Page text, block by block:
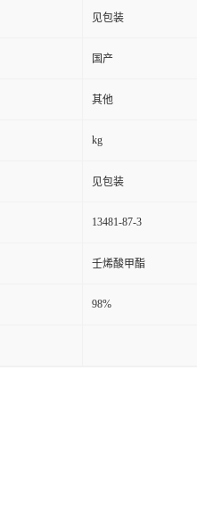
见包装
国产
其他
kg
见包装
13481-87-3
壬烯酸甲酯
98%